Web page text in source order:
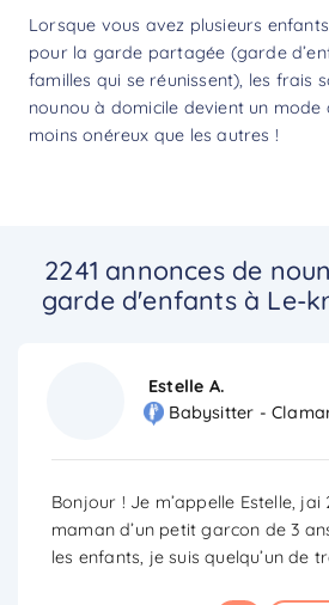
Lorsque vous avez plusieurs
pour la garde partagée (garde
familles qui se réunissent), les frais
nounou à domicile devient un
moins onéreux que les autres !
2241 annonces de
garde d'enfants à Le-
Estelle A.
Babysitter -
Bonjour ! Je m’appelle Estelle, jai
maman d’un petit garcon de 3
les enfants, je suis quelqu’un de